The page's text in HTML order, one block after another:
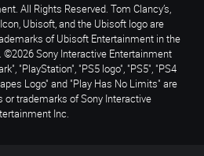
All Rights Reserved. Tom Clancy’s,
Ubisoft, and the Ubisoft logo are
of Ubisoft Entertainment in the
©2026 Sony Interactive Entertainment
"PlayStation", "PS5 logo", "PS5", "PS4
Logo" and "Play Has No Limits" are
or trademarks of Sony Interactive
Inc.